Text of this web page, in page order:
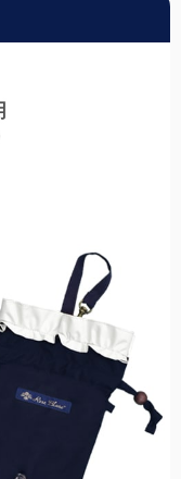
エット。
めサイズです。
ト
ャスケット。
に大活躍。
します。
ングラスで対策を。
ンケアシリーズ。